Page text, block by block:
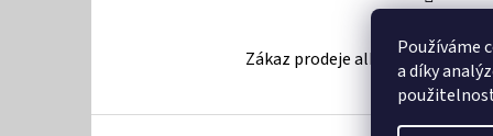
Používáme
a díky
Zákaz prodeje alkoholu